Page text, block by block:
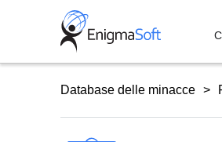
Database delle minacce